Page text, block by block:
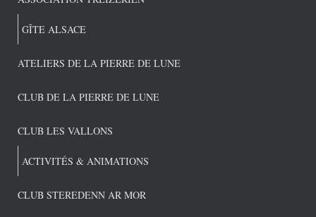
GÎTE ALSACE
ATELIERS DE LA PIERRE DE LUNE
CLUB DE LA PIERRE DE LUNE
CLUB LES VALLONS
ACTIVITÉS & ANIMATIONS
CLUB STEREDENN AR MOR